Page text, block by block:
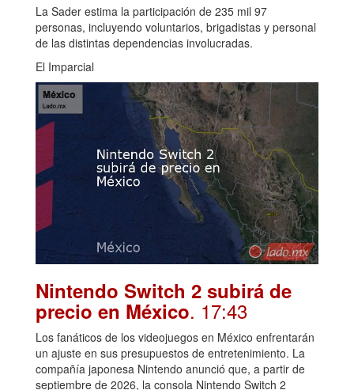
La Sader estima la participación de 235 mil 97
personas, incluyendo voluntarios, brigadistas y personal
de las distintas dependencias involucradas.
El Imparcial
Nintendo Switch 2 subirá de
precio en México. 17:43
Los fanáticos de los videojuegos en México enfrentarán
un ajuste en sus presupuestos de entretenimiento. La
compañía japonesa Nintendo anunció que, a partir de
septiembre de 2026, la consola Nintendo Switch 2